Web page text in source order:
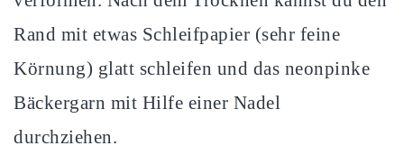
Rand mit etwas Schleifpapier (sehr feine
Körnung) glatt schleifen und das neonpinke
Bäckergarn mit Hilfe einer Nadel
durchziehen.